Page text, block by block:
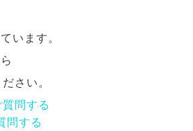
います。
さい。
問する
問する